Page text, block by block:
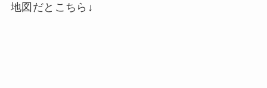
地図だとこちら↓